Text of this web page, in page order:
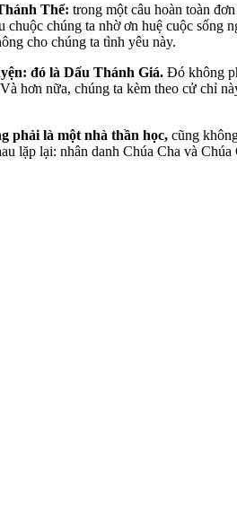
Thể: trong một câu hoàn toàn
chúng ta nhờ ơn huệ cuộc
cho chúng ta tình yêu này.
đó là Dấu Thánh Giá. Đó không
hơn nữa, chúng ta kèm theo cử chỉ
phải là một nhà thần học, cũng
lặp lại: nhân danh Chúa Cha và